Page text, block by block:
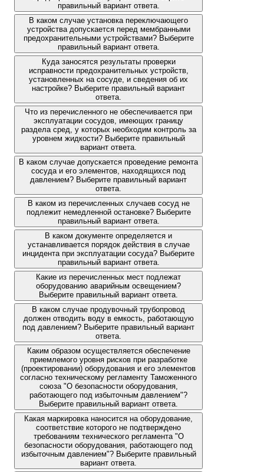
правильный вариант ответа.
В каком случае установка переключающего
устройства допускается перед мембранными
предохранительными устройствами? Выберите
правильный вариант ответа.
Куда заносятся результаты проверки
исправности предохранительных устройств,
установленных на сосуде, и сведения об их
настройке? Выберите правильный вариант
ответа.
Что из перечисленного не обеспечивается при
эксплуатации сосудов, имеющих границу
раздела сред, у которых необходим контроль за
уровнем жидкости? Выберите правильный
вариант ответа.
В каком случае допускается проведение ремонта
сосуда и его элементов, находящихся под
давлением? Выберите правильный вариант
ответа.
В каком из перечисленных случаев сосуд не
подлежит немедленной остановке? Выберите
правильный вариант ответа.
В каком документе определяется и
устанавливается порядок действия в случае
инцидента при эксплуатации сосуда? Выберите
правильный вариант ответа.
Какие из перечисленных мест подлежат
оборудованию аварийным освещением?
Выберите правильный вариант ответа.
В каком случае продувочный трубопровод
должен отводить воду в емкость, работающую
под давлением? Выберите правильный вариант
ответа.
Каким образом осуществляется обеспечение
приемлемого уровня рисков при разработке
(проектировании) оборудования и его элементов
согласно техническому регламенту Таможенного
союза "О безопасности оборудования,
работающего под избыточным давлением"?
Выберите правильный вариант ответа.
Какая маркировка наносится на оборудование,
соответствие которого не подтверждено
требованиям технического регламента "О
безопасности оборудования, работающего под
избыточным давлением"? Выберите правильный
вариант ответа.